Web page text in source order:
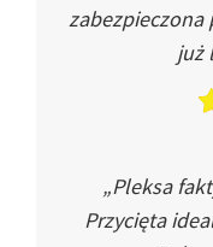
zabezpieczona
już
„Pleksa
Przycięta